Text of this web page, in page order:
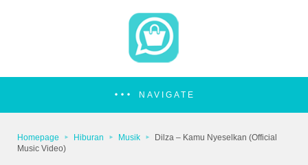
NAVIGATE
Homepage Hiburan Musik
Dilza – Kamu Nyeselkan (Official
Music Video)